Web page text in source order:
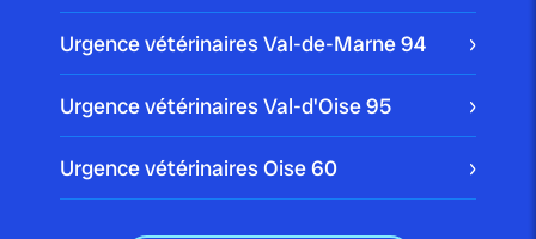
Urgence vétérinaires Val-de-Marne94
Urgence vétérinaires Val-d'Oise95
Urgence vétérinaires Oise60